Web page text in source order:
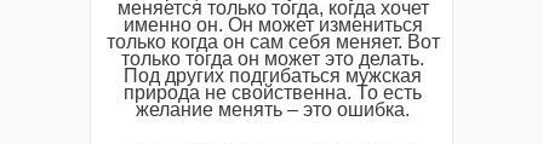
меняется только тогда, когда хочет
именно он. Он может измениться
только когда он сам себя меняет. Вот
только тогда он может это делать.
Под других подгибаться мужская
природа не свойственна. То есть
желание менять – это ошибка.